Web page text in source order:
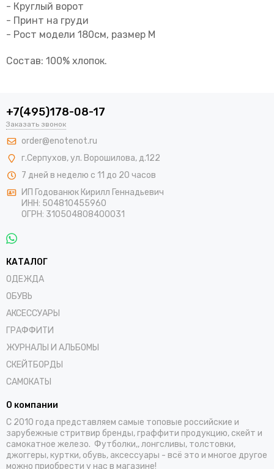
- Круглый ворот
- Принт на груди
- Рост модели 180см, размер М
Состав: 100% хлопок.
+7(495)178-08-17
Заказать звонок
order@enotenot.ru
г.Серпухов, ул. Ворошилова, д.122
7 дней в неделю с 11 до 20 часов
ИП Годованюк Кирилл Геннадьевич
ИНН: 504810455960
ОГРН: 310504808400031
КАТАЛОГ
ОДЕЖДА
ОБУВЬ
АКСЕССУАРЫ
ГРАФФИТИ
ЖУРНАЛЫ И АЛЬБОМЫ
СКЕЙТБОРДЫ
САМОКАТЫ
О компании
С 2010 года представляем самые топовые российские и
зарубежные стритвир бренды, граффити продукцию, скейт и
самокатное железо. Футболки,, лонгсливы, толстовки,
джоггеры, куртки, обувь, аксессуары - всё это и многое другое
можно приобрести у нас в магазине!